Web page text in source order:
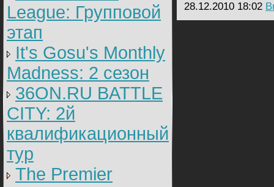
League: Групповой
этап
It's Gosu's Monthly
Madness: 2 сезон
36ON.RU BATTLE
CITY: 2й
квалификационный
тур
The Premier
28.12.2010 18:02